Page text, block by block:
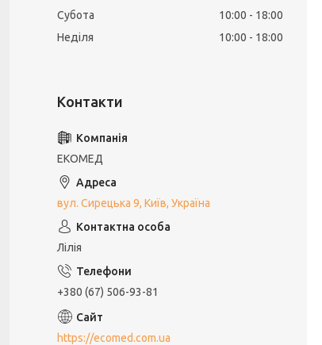
Субота
10:00
18:00
Неділя
10:00 18:00
ЕКОМЕД
вул. Сирецька 9, Київ, Україна
Лілія
+380 (67) 506-93-81
https://ecomed.com.ua